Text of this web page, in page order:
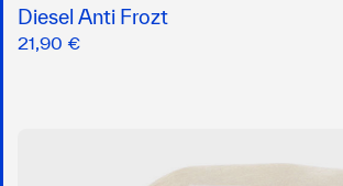
Diesel Anti Frozt
21,90 €